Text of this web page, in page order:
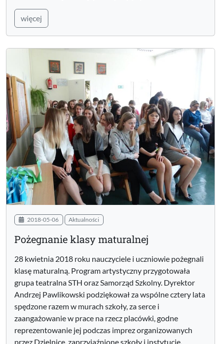
więcej
2018-05-06 Aktualności
Pożegnanie klasy maturalnej
28 kwietnia 2018 roku nauczyciele i uczniowie pożegnali
klasę maturalną. Program artystyczny przygotowała
grupa teatralna STH oraz Samorząd Szkolny. Dyrektor
Andrzej Pawlikowski podziękował za wspólne cztery lata
spędzone razem w murach szkoły, za serce i
zaangażowanie w prace na rzecz placówki, godne
reprezentowanie jej podczas imprez organizowanych
przez Dzielnicę, zaprzyjaźnione szkoły i instytucje.